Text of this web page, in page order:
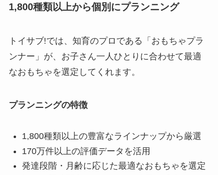
1,800種類以上から個別にプランニング
トイサブ!では、知育のプロである「おもちゃプラ
ンナー」が、お子さん一人ひとりに合わせて最適
なおもちゃを選定してくれます。
プランニングの特徴
1,800種類以上の豊富なラインナップから厳選
170万件以上の評価データを活用
発達段階・月齢に応じた最適なおもちゃを選定